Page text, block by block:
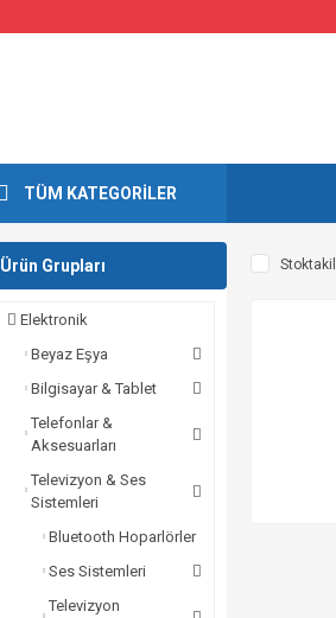
TÜM KATEGORİLER
Ürün Grupları
Elektronik
Beyaz Eşya
Bilgisayar & Tablet
Telefonlar &
Aksesuarları
Televizyon & Ses
Sistemleri
Bluetooth Hoparlörler
Ses Sistemleri
Televizyon